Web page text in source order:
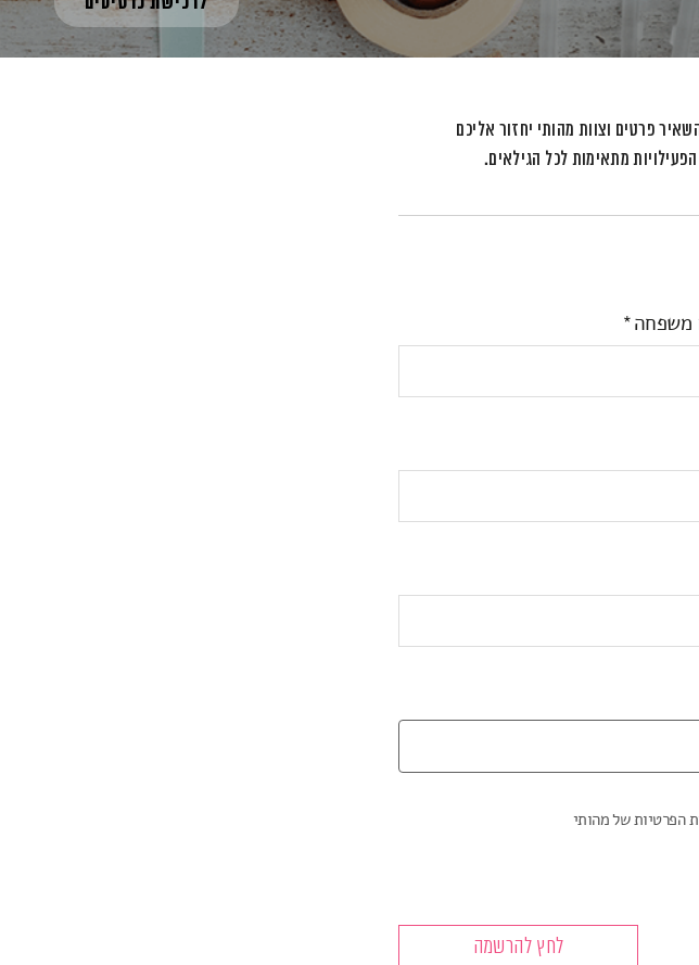
פרטים וצוות מהותי יחזור אליכם
מתאימות לכל הגילאים.
משפחה
הפרטיות של מהותי